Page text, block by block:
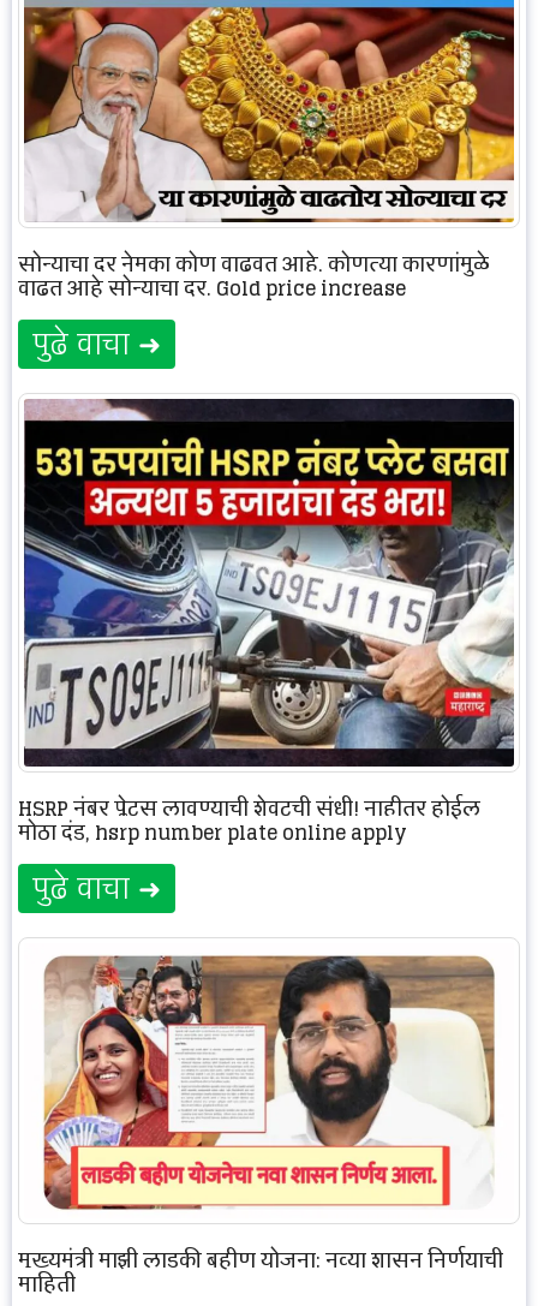
सोन्याचा दर नेमका कोण वाढवत आहे, कोणत्या कारणांमुळे
वाढत आहे सोन्याचा दर. Gold price increase
पुढे वाचा ➜
HSRP नंबर प्लेट्स लावण्याची शेवटची संधी! नाहीतर होईल
मोठा दंड, hsrp number plate online apply
पुढे वाचा ➜
मुख्यमंत्री माझी लाडकी बहीण योजना: नव्या शासन निर्णयाची
माहिती